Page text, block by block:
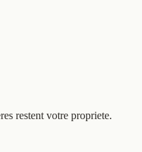
restent votre propriete.